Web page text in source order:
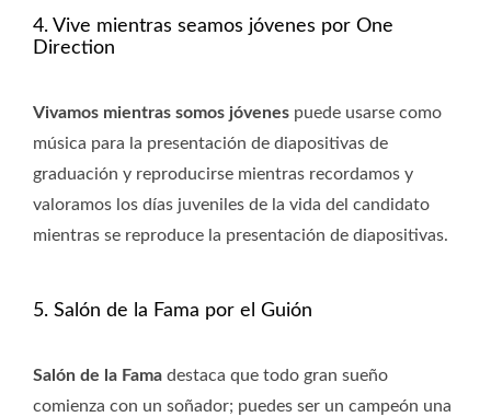
4. Vive mientras seamos jóvenes por One
Direction
Vivamos mientras somos jóvenes puede usarse como
música para la presentación de diapositivas de
graduación y reproducirse mientras recordamos y
valoramos los días juveniles de la vida del candidato
mientras se reproduce la presentación de diapositivas.
5. Salón de la Fama por el Guión
Salón de la Fama destaca que todo gran sueño
comienza con un soñador; puedes ser un campeón una